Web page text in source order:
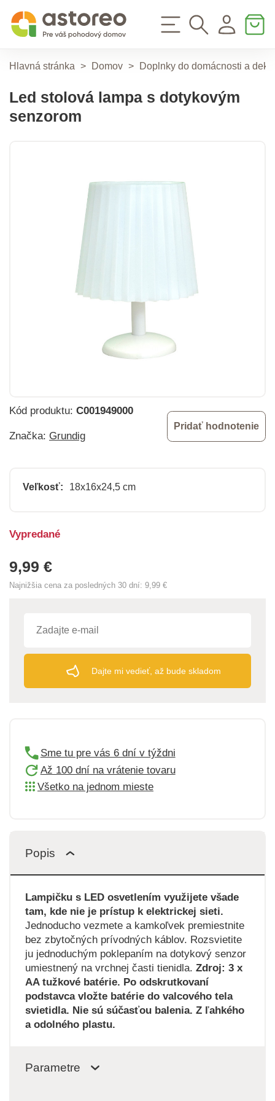
Hlavná stránka > Domov > Doplnky do domácnosti a
Led stolová lampa s dotykovým
senzorom
Kód produktu: C001949000
Značka: Grundig
Pridať hodnotenie
Veľkosť: 18x16x24,5 cm
9,99 €
Najnižšia cena za posledných 30 dní: 9,99 €
Vypredané
Dajte mi vedieť, až bude skladom
Sme tu pre vás 6 dní v týždni
Až 100 dní na vrátenie tovaru
Všetko na jednom mieste
Popis
Lampičku s LED osvetlením využijete všade
tam, kde nie je prístup k elektrickej sieti.
Jednoducho vezmete a kamkoľvek premiestnite
bez zbytočných prívodných káblov. Rozsvietite
ju jednoduchým poklepaním na dotykový senzor
umiestnený na vrchnej časti tienidla. Zdroj: 3 x
AA tužkové batérie. Po odskrutkovaní
podstavca vložte batérie do valcového tela
svietidla. Nie sú súčasťou balenia. Z ľahkého
a odolného plastu.
Parametre